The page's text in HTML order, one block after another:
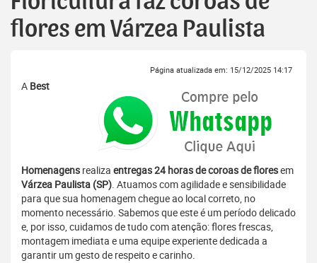
flores em Várzea Paulista
Página atualizada em: 15/12/2025 14:17
A Best
Homenagens realiza entregas 24 horas de coroas de floresem
Várzea Paulista (SP). Atuamos com agilidade e sensibilidade
para que sua homenagem chegue ao local correto, no
momento necessário. Sabemos que este é um período delicado
e, por isso, cuidamos de tudo com atenção: flores frescas,
montagem imediata e uma equipe experiente dedicada a
garantir um gesto de respeito e carinho.